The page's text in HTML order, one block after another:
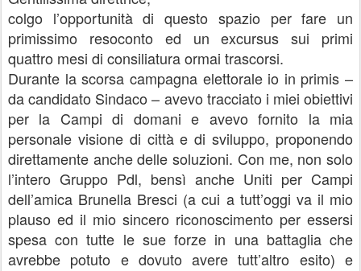
colgo l’opportunità di questo spazio per fare un
primissimo resoconto ed un excursus sui primi
quattro mesi di consiliatura ormai trascorsi.
Durante la scorsa campagna elettorale io in primis –
da candidato Sindaco – avevo tracciato i miei obiettivi
per la Campi di domani e avevo fornito la mia
personale visione di città e di sviluppo, proponendo
direttamente anche delle soluzioni. Con me, non solo
l’intero Gruppo Pdl, bensì anche Uniti per Campi
dell’amica Brunella Bresci (a cui a tutt’oggi va il mio
plauso ed il mio sincero riconoscimento per essersi
spesa con tutte le sue forze in una battaglia che
avrebbe potuto e dovuto avere tutt’altro esito) e